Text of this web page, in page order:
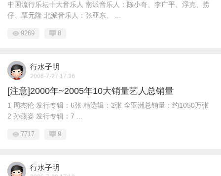
中国流行乐坛十大音乐人 南派音乐人：陈小奇、李广平、浮克、捞
仔、覃元隆 北派音乐人：张亚东、 ...
9269 8
行水子明
2006-7-27 17:36
[注意]2000年~2005年10大销量艺人总销量
1 周杰伦 发行专辑：6张 精选辑：2张 全亚洲总销量：约1050万张
2 孙燕姿 发行专辑：7 ...
7717 9
行水子明